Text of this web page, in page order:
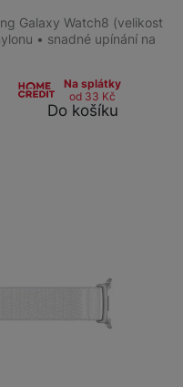
Galaxy Watch8 (velikost
• snadné upínání na
Na splátky
od 33 Kč
Do košíku